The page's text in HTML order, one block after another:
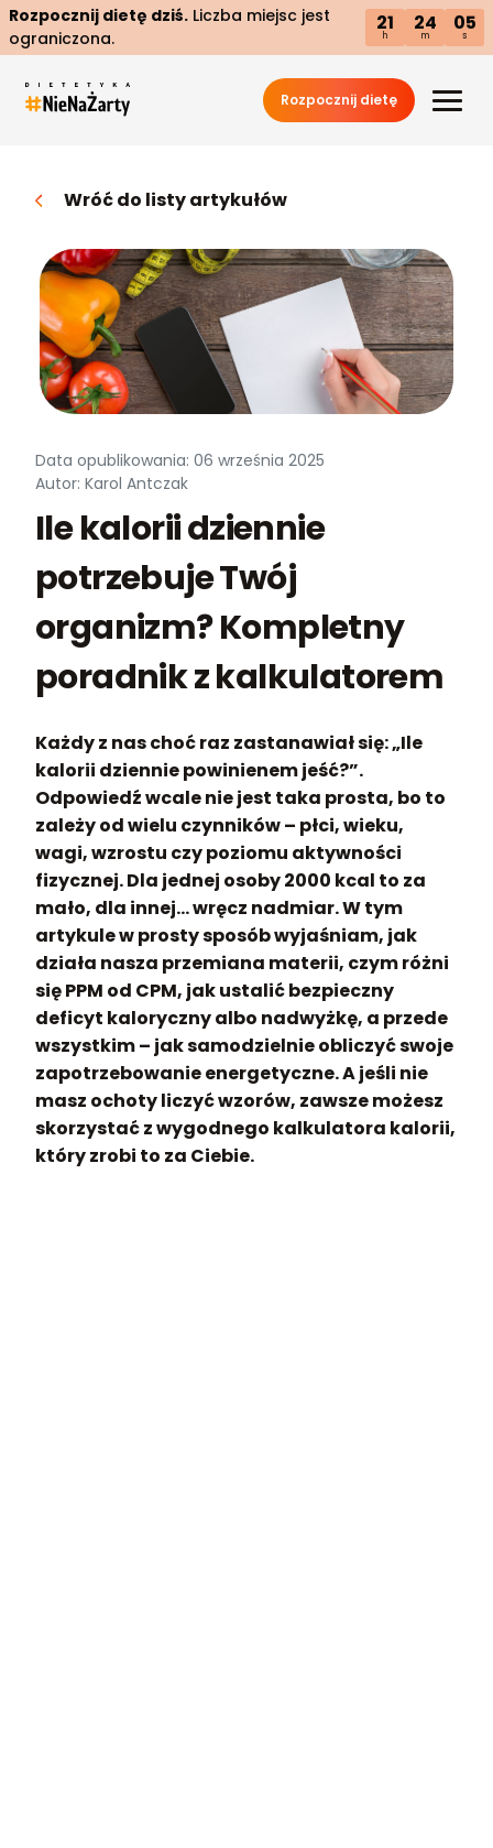
Rozpocznij dietę dziś. Liczba miejsc jest
ograniczona.
21
h
24
m
04
s
Rozpocznij dietę
Wróć do listy artykułów
Data opublikowania: 06 września 2025
Autor: Karol Antczak
Ile kalorii dziennie
potrzebuje Twój
organizm? Kompletny
poradnik z kalkulatorem
Każdy z nas choć raz zastanawiał się: „Ile
kalorii dziennie powinienem jeść?”.
Odpowiedź wcale nie jest taka prosta, bo to
zależy od wielu czynników – płci, wieku,
wagi, wzrostu czy poziomu aktywności
fizycznej. Dla jednej osoby 2000 kcal to za
mało, dla innej… wręcz nadmiar. W tym
artykule w prosty sposób wyjaśniam, jak
działa nasza przemiana materii, czym różni
się PPM od CPM, jak ustalić bezpieczny
deficyt kaloryczny albo nadwyżkę, a przede
wszystkim – jak samodzielnie obliczyć swoje
zapotrzebowanie energetyczne. A jeśli nie
masz ochoty liczyć wzorów, zawsze możesz
skorzystać z wygodnego kalkulatora kalorii,
który zrobi to za Ciebie.